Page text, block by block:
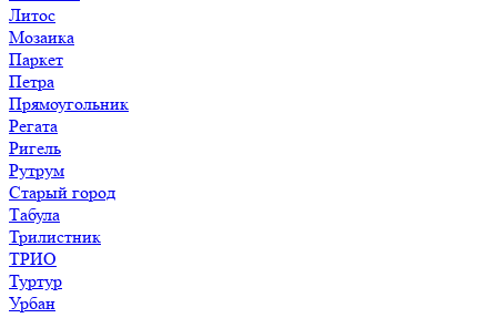
Литос
Мозаика
Паркет
Петра
Прямоугольник
Регата
Ригель
Рутрум
Старый город
Табула
Трилистник
ТРИО
Туртур
Урбан